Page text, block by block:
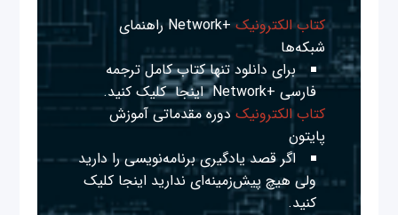
کتاب الکترونیک
+Network راهنمای
شبکه‌ها
برای دانلود تنها کتاب کامل ترجمه
فارسی +Network
اینجا کلیک کنید.
کتاب الکترونیک دوره مقدماتی آموزش
پایتون
اگر قصد یادگیری برنامه‌نویسی را دارید
ولی هیچ پیش‌زمینه‌ای نداریداینجا کلیک
کنید.